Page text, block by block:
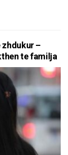
–
te familja